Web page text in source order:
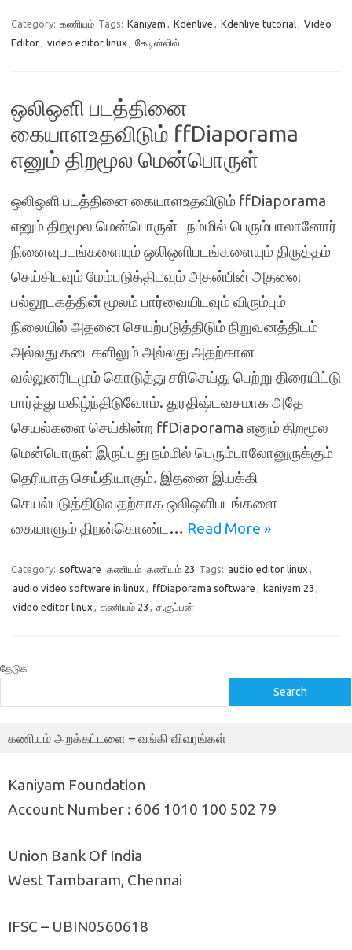
Category: கணியம் Tags: Kaniyam , Kdenlive , Kdenlive tutorial, Video
Editor, video editor linux , கேடின்லிவ்
ஒலிஒளி படத்தினை
கையாளஉதவிடும் ffDiaporama
எனும் திறமூல மென்பொருள்
ஒலிஒளி படத்தினை கையாளஉதவிடும் ffDiaporama
எனும் திறமூல மென்பொருள் நம்மில் பெரும்பாலானோர்
நினைவுபடங்களையும் ஒலிஒளிபடங்களையும் திருத்தம்
செய்திடவும் மேம்படுத்திடவும் அதன்பின் அதனை
பல்லூடகத்தின் மூலம் பார்வையிடவும் விரும்பும்
நிலையில் அதனை செயற்படுத்திடும் நிறுவனத்திடம்
அல்லது கடைகளிலும் அல்லது அதற்கான
வல்லுனரிடமும் கொடுத்து சரிசெய்து பெற்று திரையிட்டு
பார்த்து மகிழ்ந்திடுவோம். துரதிஷ்டவசமாக அதே
செயல்களை செய்கின்ற ffDiaporama எனும் திறமூல
மென்பொருள் இருப்பது நம்மில் பெரும்பாலோனுருக்கும்
தெரியாத செய்தியாகும். இதனை இயக்கி
செயல்படுத்திடுவதற்காக ஒலிஒளிபடங்களை
கையாளும் திறன்கொண்ட… Read More »
Category: software கணியம் கணியம் 23 Tags: audio editor linux ,
audio video software in linux , ffDiaporama software , kaniyam 23 ,
video editor linux , கணியம் 23 , ச.குப்பன்
தேடுக
Search
கணியம் அறக்கட்டளை – வங்கி விவரங்கள்
Kaniyam Foundation
Account Number : 606 1010 100 502 79
Union Bank Of India
West Tambaram, Chennai
IFSC – UBIN0560618